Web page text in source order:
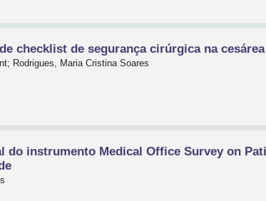
checklist de segurança cirúrgica na cesárea
Rodrigues, Maria Cristina Soares
do instrumento Medical Office Survey on